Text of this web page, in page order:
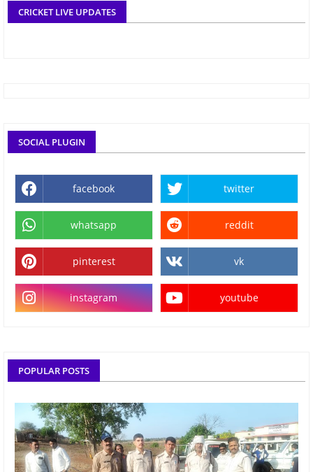
CRICKET LIVE UPDATES
SOCIAL PLUGIN
facebook twitter
whatsapp reddit
pinterest vk
instagram youtube
POPULAR POSTS